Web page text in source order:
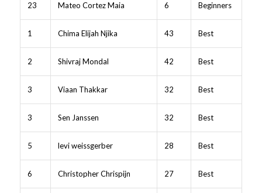
23 Mateo Cortez Maia 6 Beginners
1 Chima Elijah Njika 43 Best
2 Shivraj Mondal 42 Best
3 Viaan Thakkar 32 Best
3 Sen Janssen 32 Best
5 levi weissgerber 28 Best
6 Christopher Chrispijn 27 Best